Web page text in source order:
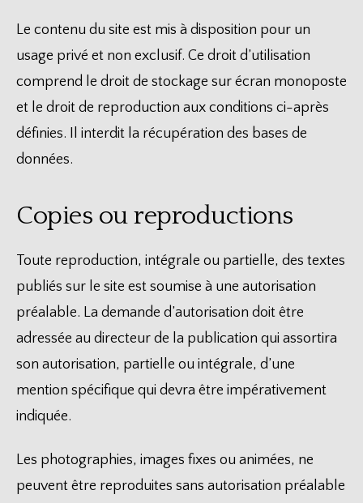
Le contenu du site est mis à disposition pour un
usage privé et non exclusif. Ce droit d’utilisation
comprend le droit de stockage sur écran monoposte
et le droit de reproduction aux conditions ci-après
définies. Il interdit la récupération des bases de
données.
Copies ou reproductions
Toute reproduction, intégrale ou partielle, des textes
publiés sur le site est soumise à une autorisation
préalable. La demande d’autorisation doit être
adressée au directeur de la publication qui assortira
son autorisation, partielle ou intégrale, d’une
mention spécifique qui devra être impérativement
indiquée.
Les photographies, images fixes ou animées, ne
peuvent être reproduites sans autorisation préalable